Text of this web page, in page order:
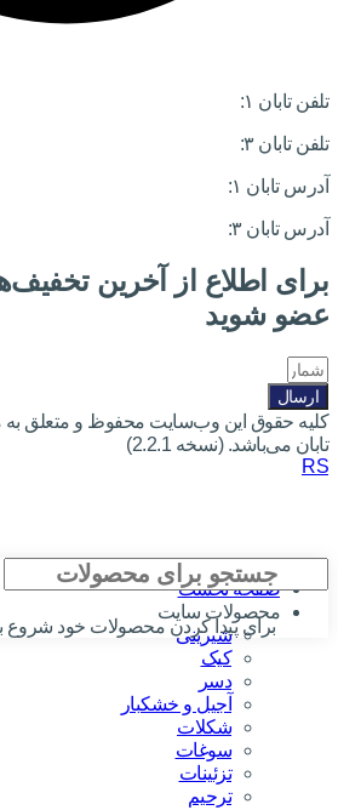
تلفن تابان ۱:
تلفن تابان ۳:
آدرس تابان ۱:
آدرس تابان ۳:
برای اطلاع از آخرین
عضو شوید
ارسال
کلیه حقوق این وب‌سایت محفوظ و متعلق
تابان می‌باشد. (نسخه 2.2.1)
RS
برای پیدا کردن محصولات خود شروع
صفحه نخست
محصولات سایت
شیرینی
کیک
دسر
آجیل و خشکبار
شکلات
سوغات
تزئینات
ترحیم